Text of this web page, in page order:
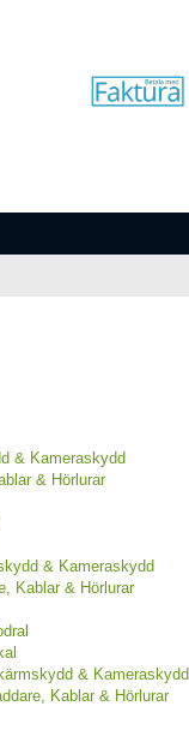
& Kameraskydd
& Hörlurar
& Kameraskydd
Kablar & Hörlurar
& Kameraskydd
Kablar & Hörlurar